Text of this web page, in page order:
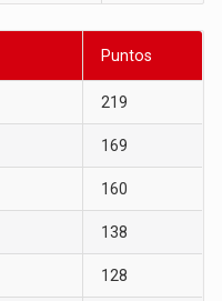
Puntos
219
169
160
138
128